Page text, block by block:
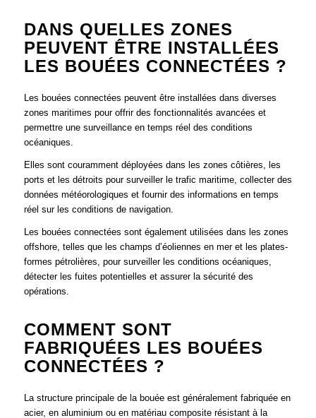
DANS QUELLES ZONES
PEUVENT ÊTRE INSTALLÉES
LES BOUÉES CONNECTÉES ?
Les bouées connectées peuvent être installées dans diverses
zones maritimes pour offrir des fonctionnalités avancées et
permettre une surveillance en temps réel des conditions
océaniques.
Elles sont couramment déployées dans les zones côtières, les
ports et les détroits pour surveiller le trafic maritime, collecter des
données météorologiques et fournir des informations en temps
réel sur les conditions de navigation.
Les bouées connectées sont également utilisées dans les zones
offshore, telles que les champs d’éoliennes en mer et les plates-
formes pétrolières, pour surveiller les conditions océaniques,
détecter les fuites potentielles et assurer la sécurité des
opérations.
COMMENT SONT
FABRIQUÉES LES BOUÉES
CONNECTÉES ?
La structure principale de la bouée est généralement fabriquée en
acier, en aluminium ou en matériau composite résistant à la